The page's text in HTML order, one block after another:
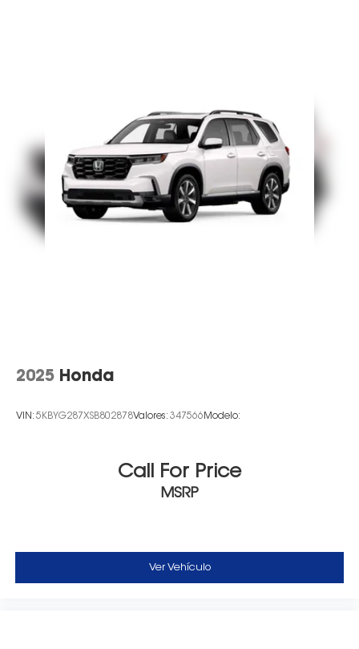
2025 Honda
VIN: 5KBYG287XSB802878Valores: 347566 Modelo:
Call For Price
MSRP
Ver Vehículo